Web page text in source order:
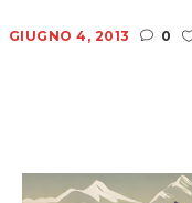
GIUGNO 4, 2013 0